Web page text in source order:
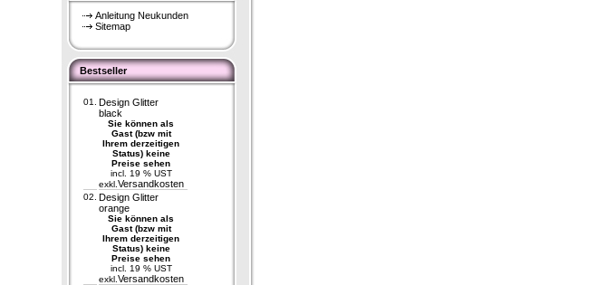
Anleitung Neukunden
Sitemap
Bestseller
01.
Design Glitter
black
Sie können als
Gast (bzw mit
Ihrem derzeitigen
Status) keine
Preise sehen
incl. 19 % UST
exkl. Versandkosten
02. Design Glitter
orange
Sie können als
Gast (bzw mit
Ihrem derzeitigen
Status) keine
Preise sehen
incl. 19 % UST
exkl. Versandkosten